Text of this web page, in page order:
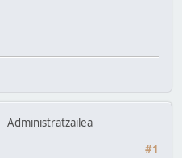
Administratzailea
#1